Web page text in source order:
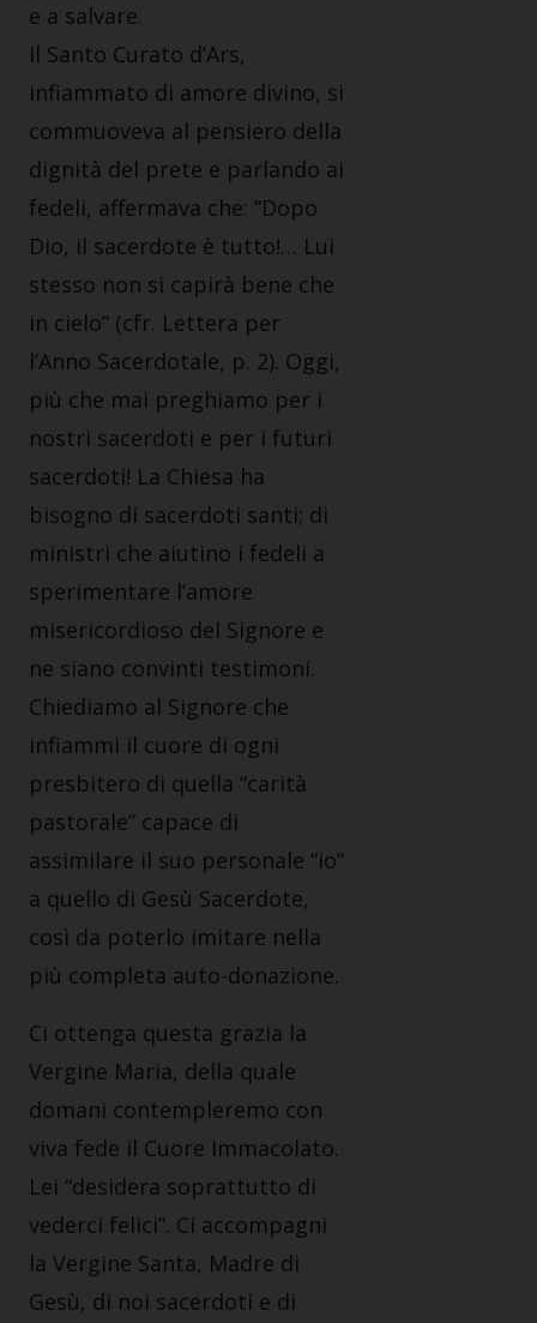
e a salvare.
Il Santo Curato d’Ars,
infiammato di amore divino, si
commuoveva al pensiero della
dignità del prete e parlando ai
fedeli, affermava che: “Dopo
Dio, il sacerdote è tutto!… Lui
stesso non si capirà bene che
in cielo” (cfr. Lettera per
l’Anno Sacerdotale, p. 2). Oggi,
più che mai preghiamo per i
nostri sacerdoti e per i futuri
sacerdoti! La Chiesa ha
bisogno di sacerdoti santi; di
ministri che aiutino i fedeli a
sperimentare l’amore
misericordioso del Signore e
ne siano convinti testimoni.
Chiediamo al Signore che
infiammi il cuore di ogni
presbitero di quella “carità
pastorale” capace di
assimilare il suo personale “io”
a quello di Gesù Sacerdote,
così da poterlo imitare nella
più completa auto-donazione.
Ci ottenga questa grazia la
Vergine Maria, della quale
domani contempleremo con
viva fede il Cuore Immacolato.
Lei “desidera soprattutto di
vederci felici”. Ci accompagni
la Vergine Santa, Madre di
Gesù, di noi sacerdoti e di